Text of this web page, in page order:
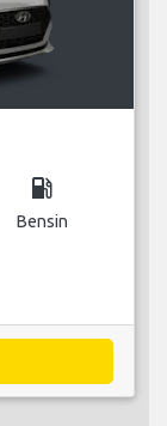
local_gas_station
Bensin